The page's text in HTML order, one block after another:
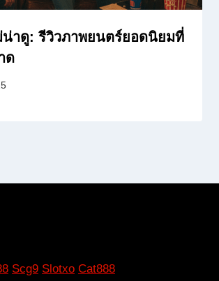
น่าดู: รีวิวภาพยนตร์ยอดนิยมที่
ด
Scg9 Slotxo Cat888